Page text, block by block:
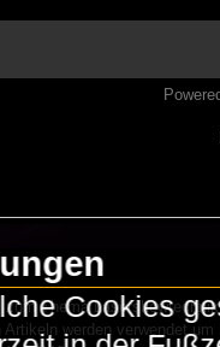
zum Thema
werden verwendet
Cookies